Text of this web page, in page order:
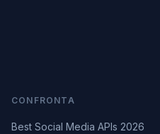
CONFRONTA
Best Social Media APIs 2026